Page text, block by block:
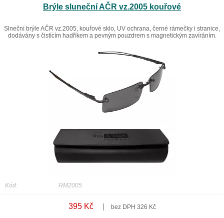
Brýle sluneční AČR vz.2005 kouřové
Slneční brýle AČR vz.2005, kouřové sklo, UV ochrana, černé rámečky i stranice,
dodávány s čistícím hadříkem a pevným pouzdrem s magnetickým zavíráním.
Kód: RM2005
395 Kč bez DPH 326 Kč